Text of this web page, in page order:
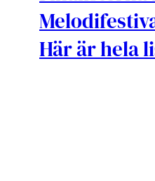
Här är hela